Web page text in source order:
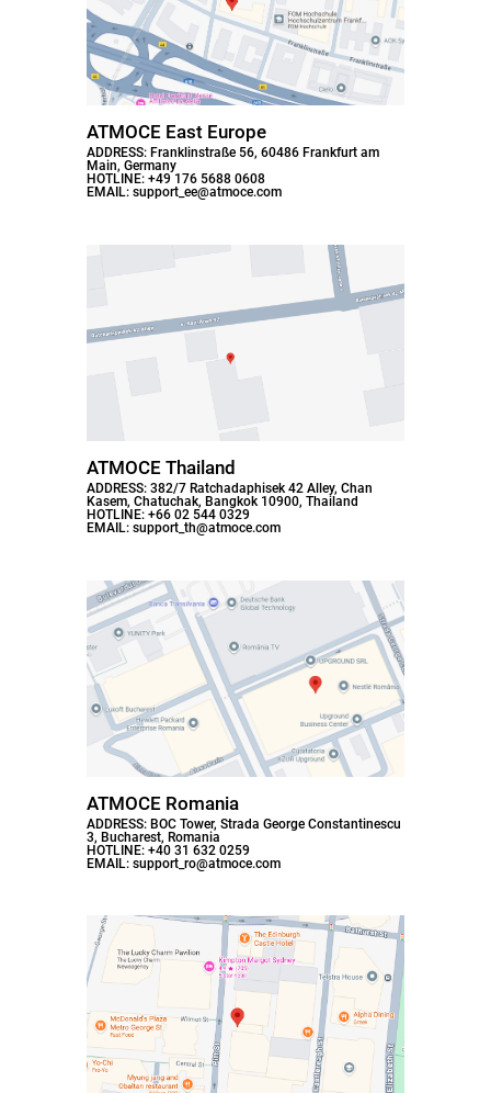
ATMOCE East Europe
ADDRESS: Franklinstraße 56, 60486 Frankfurt am
Main, Germany
HOTLINE: +49 176 5688 0608
EMAIL: support_ee@atmoce.com
ATMOCE Thailand
ADDRESS: 382/7 Ratchadaphisek 42 Alley, Chan
Kasem, Chatuchak, Bangkok 10900, Thailand
HOTLINE: +66 02 544 0329
EMAIL: support_th@atmoce.com
ATMOCE Romania
ADDRESS: BOC Tower, Strada George Constantinescu
3, Bucharest, Romania
HOTLINE: +40 31 632 0259
EMAIL: support_ro@atmoce.com